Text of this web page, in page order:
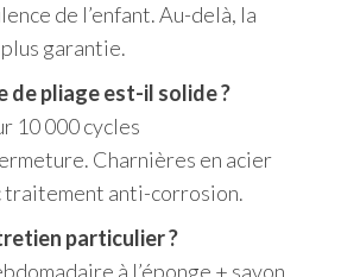
de l’enfant. Au-delà, la
garantie.
de pliage est-il solide ?
10 000 cycles
Charnières en acier
traitement anti-corrosion.
particulier ?
à l’éponge + savon